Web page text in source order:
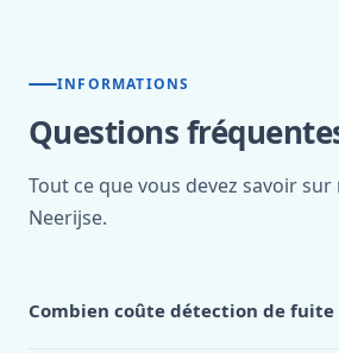
INFORMATIONS
Questions
Tout ce que vous devez savoir
Neerijse.
Combien coûte détection de fuite